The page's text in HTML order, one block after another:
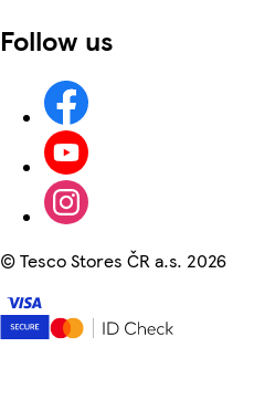
Follow us
©Tesco Stores ČR a.s. 2026